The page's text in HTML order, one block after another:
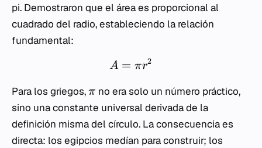
pi. Demostraron que el área es proporcional al
cuadrado del radio, estableciendo la relación
fundamental:
A = πr2
Para los griegos, π no era solo un número práctico,
sino una constante universal derivada de la
definición misma del círculo. La consecuencia es
directa: los egipcios medían para construir; los